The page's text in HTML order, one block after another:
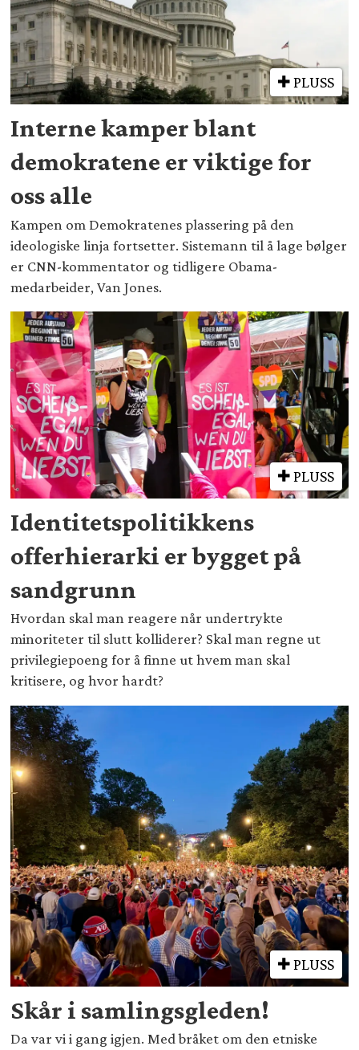
PLUSS
Interne kamper blant
demokratene er viktige for
oss alle
Kampen om Demokratenes plassering på den
ideologiske linja fortsetter. Sistemann til å lage bølger
er CNN-kommentator og tidligere Obama-
medarbeider, Van Jones.
PLUSS
Identitetspolitikkens
offerhierarki er bygget på
sandgrunn
Hvordan skal man reagere når undertrykte
minoriteter til slutt kolliderer? Skal man regne ut
privilegiepoeng for å finne ut hvem man skal
kritisere, og hvor hardt?
PLUSS
Skår i samlingsgleden!
Da var vi i gang igjen. Med bråket om den etniske